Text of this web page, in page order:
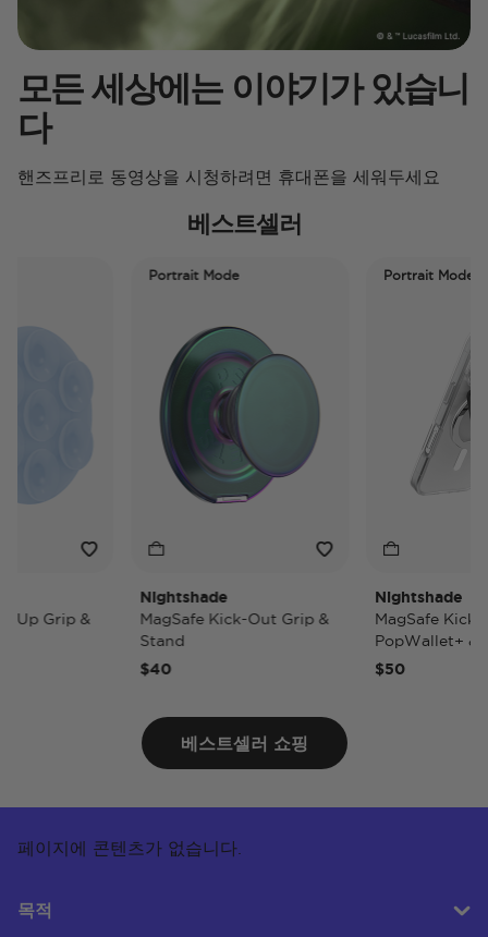
모든 세상에는 이야기가 있습니
다
핸즈프리로 동영상을 시청하려면 휴대폰을 세워두세요
베스트셀러
Grip &
Portrait Mode
Nightshade
MagSafe Kick-Out Grip &
Stand
$40
Portrait Mode
Nightshade
MagSafe Kick-Out
PopWallet+ &
$50
베스트셀러 쇼핑
페이지에 콘텐츠가 없습니다.
목적